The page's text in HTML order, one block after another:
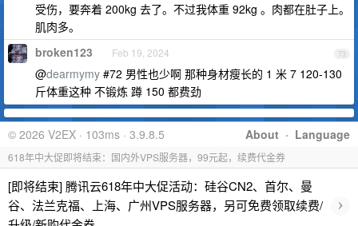
受伤，要奔着 200kg 去了。不过我体重 92kg 。肉都在肚子上。
肌肉多。
73
broken123 Feb 19, 2024
@dearmymy #72 男性也少啊 那种身材瘦长的 1 米 7 120-130
斤体重这种 不锻炼 蹲 150 都费劲
About · Language
© 2026 V2EX · 103ms · 3.9.8.5
618年中大促即将结束：国内外VPS服务器，99元起，续费代金券
[即将结束] 腾讯云618年中大促活动：硅谷CN2、首尔、曼
谷、法兰克福、上海、广州VPS服务器，另可免费领取续费/
›